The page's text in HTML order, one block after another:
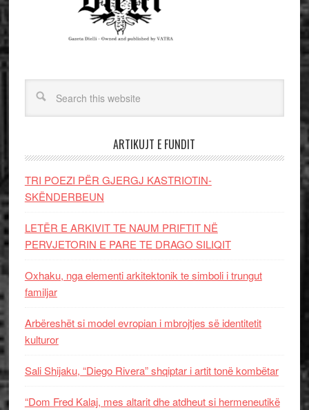
ARTIKUJT E FUNDIT
TRI POEZI PËR GJERGJ KASTRIOTIN-
SKËNDERBEUN
LETËR E ARKIVIT TE NAUM PRIFTIT NË
PERVJETORIN E PARE TE DRAGO SILIQIT
Oxhaku, nga elementi arkitektonik te simboli i trungut
familjar
Arbëreshët si model evropian i mbrojtjes së identitetit
kulturor
Sali Shijaku, “Diego Rivera” shqiptar i artit tonë kombëtar
“Dom Fred Kalaj, mes altarit dhe atdheut si hermeneutikë